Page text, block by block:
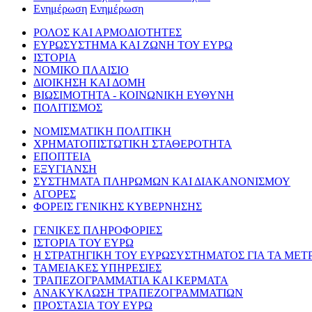
Ενημέρωση Ενημέρωση
ΡΟΛΟΣ ΚΑΙ ΑΡΜΟΔΙΟΤΗΤΕΣ
ΕΥΡΩΣΥΣΤΗΜΑ ΚΑΙ ΖΩΝΗ ΤΟΥ ΕΥΡΩ
ΙΣΤΟΡΙΑ
ΝΟΜΙΚΟ ΠΛΑΙΣΙΟ
ΔΙΟΙΚΗΣΗ ΚΑΙ ΔΟΜΗ
ΒΙΩΣΙΜΟΤΗΤΑ - ΚΟΙΝΩΝΙΚΗ ΕΥΘΥΝΗ
ΠΟΛΙΤΙΣΜΟΣ
ΝΟΜΙΣΜΑΤΙΚΗ ΠΟΛΙΤΙΚΗ
ΧΡΗΜΑΤΟΠΙΣΤΩΤΙΚΗ ΣΤΑΘΕΡΟΤΗΤΑ
ΕΠΟΠΤΕΙΑ
ΕΞΥΓΙΑΝΣΗ
ΣΥΣΤΗΜΑΤΑ ΠΛΗΡΩΜΩΝ ΚΑΙ ΔΙΑΚΑΝΟΝΙΣΜΟΥ
ΑΓΟΡΕΣ
ΦΟΡΕΙΣ ΓΕΝΙΚΗΣ ΚΥΒΕΡΝΗΣΗΣ
ΓΕΝΙΚΕΣ ΠΛΗΡΟΦΟΡΙΕΣ
ΙΣΤΟΡΙΑ ΤΟΥ ΕΥΡΩ
Η ΣΤΡΑΤΗΓΙΚΗ ΤΟΥ ΕΥΡΩΣΥΣΤΗΜΑΤΟΣ ΓΙΑ ΤΑ
ΤΑΜΕΙΑΚΕΣ ΥΠΗΡΕΣΙΕΣ
ΤΡΑΠΕΖΟΓΡΑΜΜΑΤΙΑ ΚΑΙ ΚΕΡΜΑΤΑ
ΑΝΑΚΥΚΛΩΣΗ ΤΡΑΠΕΖΟΓΡΑΜΜΑΤΙΩΝ
ΠΡΟΣΤΑΣΙΑ ΤΟΥ ΕΥΡΩ